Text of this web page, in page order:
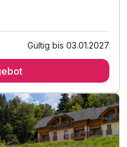
Gültig bis 03.01.2027